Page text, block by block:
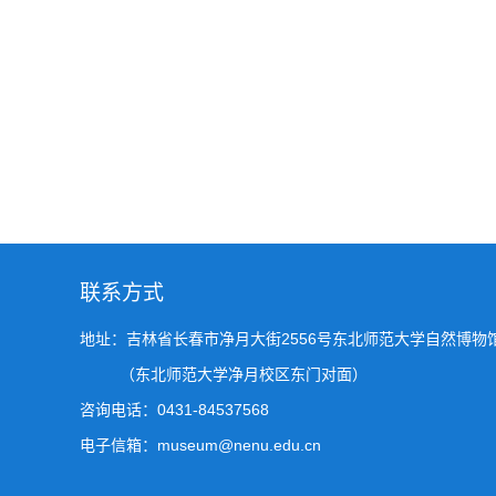
联系方式
地址：吉林省长春市净月大街2556号东北师范大学自然博物
（东北师范大学净月校区东门对面）
咨询电话：0431-84537568
电子信箱：museum@nenu.edu.cn